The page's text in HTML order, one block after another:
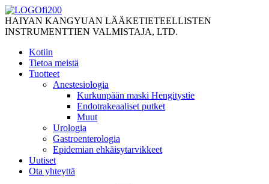
HAIYAN KANGYUAN LÄÄKETIETEELLISTEN
INSTRUMENTTIEN VALMISTAJA, LTD.
Kotiin
Tietoa meistä
Tuotteet
Anestesiologia
Kurkunpään maski Hengitystie
Endotrakeaaliset putket
Muut
Urologia
Gastroenterologia
Epidemian ehkäisytarvikkeet
Uutiset
Ota yhteyttä